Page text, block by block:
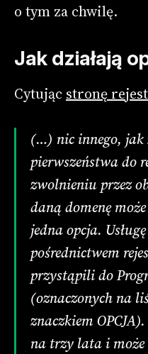
o tym za chwilę.
Jak działają
Cytując stronę
(…) nic innego, jak
pierwszeństwa do
zwolnieniu przez
daną domenę
jedna opcja.
pośrednictwem
przystąpili do
(oznaczonych na
znaczkiem
na trzy lata i